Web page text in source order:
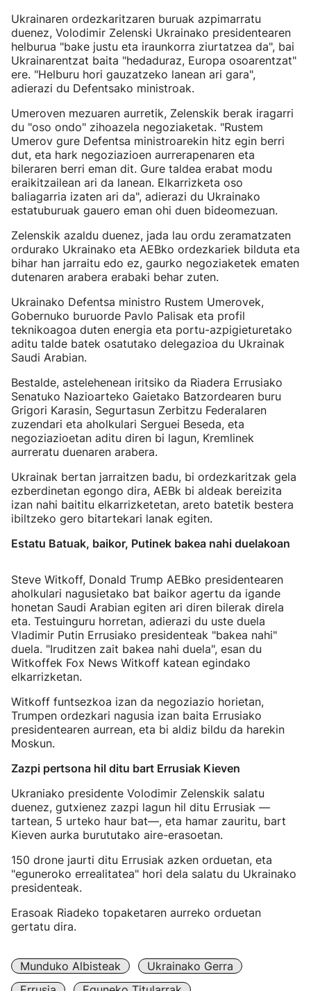
Ukrainaren ordezkaritzaren buruak azpimarratu
duenez, Volodimir Zelenski Ukrainako presidentearen
helburua "bake justu eta iraunkorra ziurtatzea da", bai
Ukrainarentzat baita "hedaduraz, Europa osoarentzat"
ere. "Helburu hori gauzatzeko lanean ari gara",
adierazi du Defentsako ministroak.
Umeroven mezuaren aurretik, Zelenskik berak iragarri
du "oso ondo" zihoazela negoziaketak. "Rustem
Umerov gure Defentsa ministroarekin hitz egin berri
dut, eta hark negoziazioen aurrerapenaren eta
bileraren berri eman dit. Gure taldea erabat modu
eraikitzailean ari da lanean. Elkarrizketa oso
baliagarria izaten ari da", adierazi du Ukrainako
estatuburuak gauero eman ohi duen bideomezuan.
Zelenskik azaldu duenez, jada lau ordu zeramatzaten
ordurako Ukrainako eta AEBko ordezkariek bilduta eta
bihar han jarraitu edo ez, gaurko negoziaketek ematen
dutenaren arabera erabaki behar zuten.
Ukrainako Defentsa ministro Rustem Umerovek,
Gobernuko buruorde Pavlo Palisak eta profil
teknikoagoa duten energia eta portu-azpigieturetako
aditu talde batek osatutako delegazioa du Ukrainak
Saudi Arabian.
Bestalde, astelehenean iritsiko da Riadera Errusiako
Senatuko Nazioarteko Gaietako Batzordearen buru
Grigori Karasin, Segurtasun Zerbitzu Federalaren
zuzendari eta aholkulari Serguei Beseda, eta
negoziazioetan aditu diren bi lagun, Kremlinek
aurreratu duenaren arabera.
Ukrainak bertan jarraitzen badu, bi ordezkaritzak gela
ezberdinetan egongo dira, AEBk bi aldeak bereizita
izan nahi baititu elkarrizketetan, areto batetik bestera
ibiltzeko gero bitartekari lanak egiten.
Estatu Batuak, baikor, Putinek bakea nahi duelakoan
Steve Witkoff, Donald Trump AEBko presidentearen
aholkulari nagusietako bat baikor agertu da igande
honetan Saudi Arabian egiten ari diren bilerak direla
eta. Testuinguru horretan, adierazi du uste duela
Vladimir Putin Errusiako presidenteak "bakea nahi"
duela. "Iruditzen zait bakea nahi duela", esan du
Witkoffek Fox News Witkoff katean egindako
elkarrizketan.
Witkoff funtsezkoa izan da negoziazio horietan,
Trumpen ordezkari nagusia izan baita Errusiako
presidentearen aurrean, eta bi aldiz bildu da harekin
Moskun.
Zazpi pertsona hil ditu bart Errusiak Kieven
Ukraniako presidente Volodimir Zelenskik salatu
duenez, gutxienez zazpi lagun hil ditu Errusiak —
tartean, 5 urteko haur bat—, eta hamar zauritu, bart
Kieven aurka burututako aire-erasoetan.
150 drone jaurti ditu Errusiak azken orduetan, eta
"eguneroko errealitatea" hori dela salatu du Ukrainako
presidenteak.
Erasoak Riadeko topaketaren aurreko orduetan
gertatu dira.
Munduko Albisteak
Ukrainako Gerra